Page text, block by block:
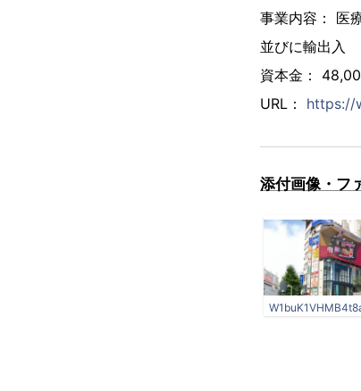
事業内容： 医
並びに輸出入
資本金：
URL： https://
添付画像・フ